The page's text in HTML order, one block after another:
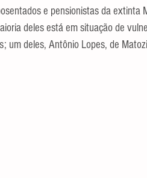
e pensionistas da extinta
deles está em situação de
um deles, Antônio Lopes, de